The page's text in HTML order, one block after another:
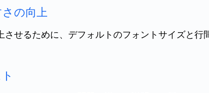
さの向上
させるために、デフォルトのフォントサイズと行